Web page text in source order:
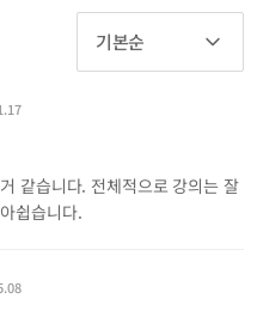
기본순
같습니다. 전체적으로 강의는 잘
쉽습니다.